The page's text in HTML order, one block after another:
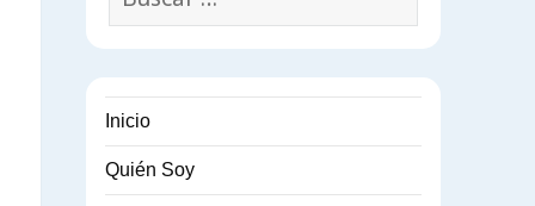
Inicio
Quién Soy